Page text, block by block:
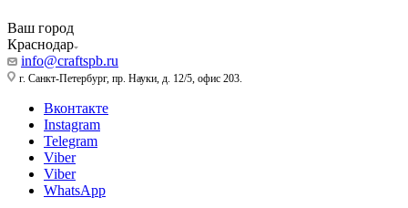
Ваш город
Краснодар
info@craftspb.ru
г. Санкт-Петербург, пр. Науки, д. 12/5, офис 203.
Вконтакте
Instagram
Telegram
Viber
Viber
WhatsApp